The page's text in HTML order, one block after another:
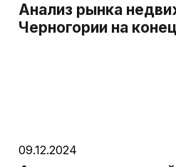
Анализ рынка
Черногории на
09.12.2024